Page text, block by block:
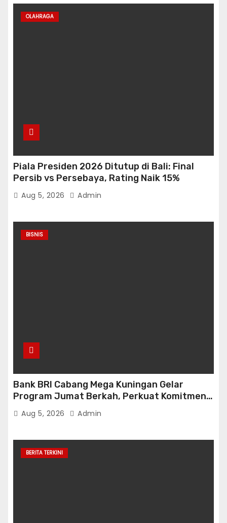
OLAHRAGA
Piala Presiden 2026 Ditutup di Bali: Final
Persib vs Persebaya, Rating Naik 15%
Aug 5, 2026 Admin
BISNIS
Bank BRI Cabang Mega Kuningan Gelar
Program Jumat Berkah, Perkuat Komitmen
untuk Saling Berbagai Kepada Masyarakat
Sekitar Kawasan Mega Kuningan
Aug 5, 2026 Admin
BERITA TERKINI